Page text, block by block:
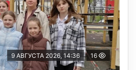
9 АВГУСТА 2026, 14:36 16